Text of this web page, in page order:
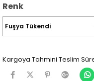
Renk
Kargoya Tahmini Teslim